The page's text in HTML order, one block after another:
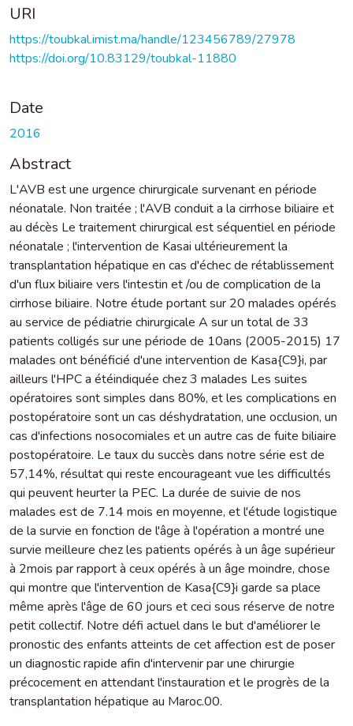
URI
https://toubkal.imist.ma/handle/123456789/27978
https://doi.org/10.83129/toubkal-11880
Date
2016
Abstract
L'AVB est une urgence chirurgicale survenant en période
néonatale. Non traitée ; l'AVB conduit a la cirrhose biliaire et
au décès Le traitement chirurgical est séquentiel en période
néonatale ; l'intervention de Kasai ultérieurement la
transplantation hépatique en cas d'échec de rétablissement
d'un flux biliaire vers l'intestin et /ou de complication de la
cirrhose biliaire. Notre étude portant sur 20 malades opérés
au service de pédiatrie chirurgicale A sur un total de 33
patients colligés sur une période de 10ans (2005-2015) 17
malades ont bénéficié d'une intervention de Kasa{C9}i, par
ailleurs l'HPC a étéindiquée chez 3 malades Les suites
opératoires sont simples dans 80%, et les complications en
postopératoire sont un cas déshydratation, une occlusion, un
cas d'infections nosocomiales et un autre cas de fuite biliaire
postopératoire. Le taux du succès dans notre série est de
57,14%, résultat qui reste encourageant vue les difficultés
qui peuvent heurter la PEC. La durée de suivie de nos
malades est de 7.14 mois en moyenne, et l'étude logistique
de la survie en fonction de l'âge à l'opération a montré une
survie meilleure chez les patients opérés à un âge supérieur
à 2mois par rapport à ceux opérés à un âge moindre, chose
qui montre que l'intervention de Kasa{C9}i garde sa place
même après l'âge de 60 jours et ceci sous réserve de notre
petit collectif. Notre défi actuel dans le but d'améliorer le
pronostic des enfants atteints de cet affection est de poser
un diagnostic rapide afin d'intervenir par une chirurgie
précocement en attendant l'instauration et le progrès de la
transplantation hépatique au Maroc.00.